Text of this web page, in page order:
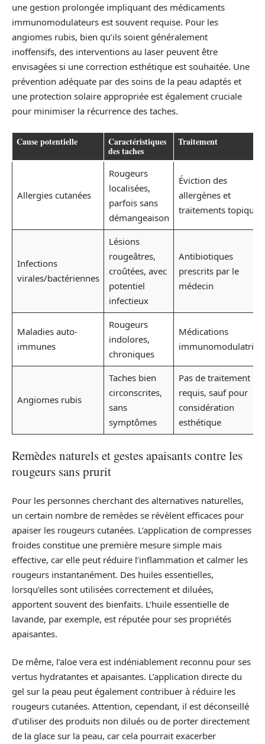
une gestion prolongée impliquant des médicaments
immunomodulateurs est souvent requise. Pour les
angiomes rubis, bien qu’ils soient généralement
inoffensifs, des interventions au laser peuvent être
envisagées si une correction esthétique est souhaitée. Une
prévention adéquate par des soins de la peau adaptés et
une protection solaire appropriée est également cruciale
pour minimiser la récurrence des taches.
Cause potentielle Caractéristiques
des taches
Traitement
Allergies cutanées
Rougeurs
localisées,
parfois sans
démangeaison
Éviction des
allergènes et
traitements topiques
Infections
virales/bactériennes
Lésions
rougeâtres,
croûtées, avec
potentiel
infectieux
Antibiotiques
prescrits par le
médecin
Maladies auto-
immunes
Rougeurs
indolores,
chroniques
Médications
Angiomes rubis
Taches bien
circonscrites,
sans
symptômes
Pas de traitement
requis, sauf pour
considération
esthétique
Remèdes naturels et gestes apaisants contre les
rougeurs sans prurit
Pour les personnes cherchant des alternatives naturelles,
un certain nombre de remèdes se révèlent efficaces pour
apaiser les rougeurs cutanées. L’application de compresses
froides constitue une première mesure simple mais
effective, car elle peut réduire l’inflammation et calmer les
rougeurs instantanément. Des huiles essentielles,
lorsqu’elles sont utilisées correctement et diluées,
apportent souvent des bienfaits. L’huile essentielle de
lavande, par exemple, est réputée pour ses propriétés
apaisantes.
De même, l’aloe vera est indéniablement reconnu pour ses
vertus hydratantes et apaisantes. L’application directe du
gel sur la peau peut également contribuer à réduire les
rougeurs cutanées. Attention, cependant, il est déconseillé
d’utiliser des produits non dilués ou de porter directement
de la glace sur la peau, car cela pourrait exacerber